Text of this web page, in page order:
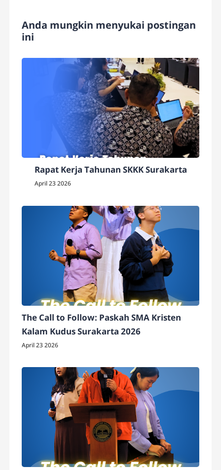
Anda mungkin menyukai postingan
ini
Rapat Kerja Tahunan SKKK Surakarta
April 23 2026
The Call to Follow: Paskah SMA Kristen
Kalam Kudus Surakarta 2026
April 23 2026